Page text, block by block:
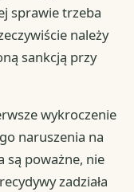
sprawie trzeba
należy
sankcją przy
wykroczenie
naruszenia na
są poważne, nie
zadziała